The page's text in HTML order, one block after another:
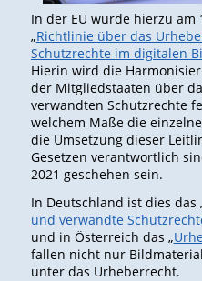
In der EU wurde hierzu am
„Richtlinie über das
Schutzrechte im digitalen
Hierin wird die
der Mitgliedstaaten über
verwandten Schutzrechte
welchem Maße die
die Umsetzung dieser
Gesetzen verantwortlich
2021 geschehen sein.
In Deutschland ist dies das
und verwandte
und in Österreich das „
fallen nicht nur
unter das Urheberrecht.